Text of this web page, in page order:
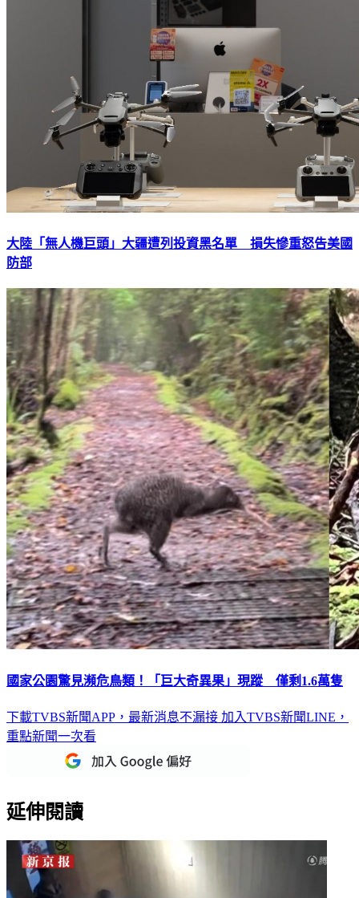
大陸「無人機巨頭」大疆遭列投資黑名單 損失慘重怒告美國
防部
國家公園驚見瀕危鳥類！「巨大奇異果」現蹤 僅剩1.6萬隻
下載TVBS新聞APP，最新消息不漏接 加入TVBS新聞LINE，
重點新聞一次看
延伸閱讀